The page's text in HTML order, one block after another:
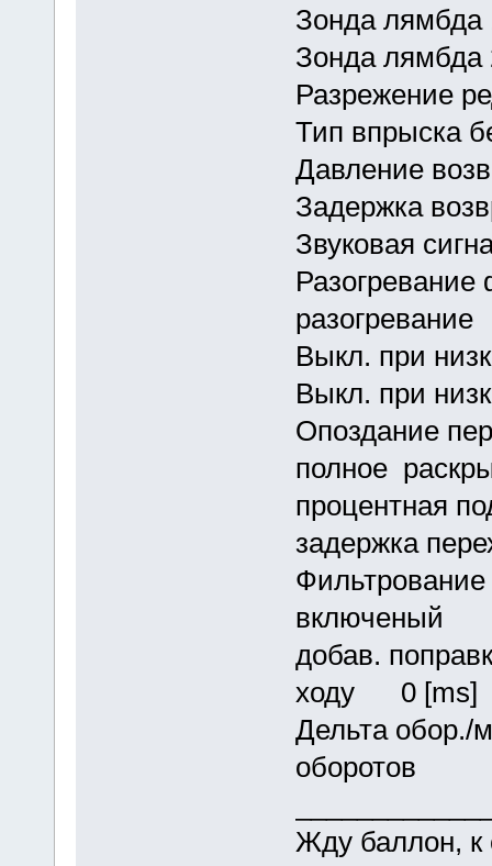
Зонда
Зонда
Разрежение
Тип впрыска
Давление
Задержка
Звуковая
разогревание
Выкл. при
Выкл. при
Опоздание
полное
процентная
задержка
включеный
добав.
ходу 0 [ms]
Дельта
оборотов
Жду баллон, к